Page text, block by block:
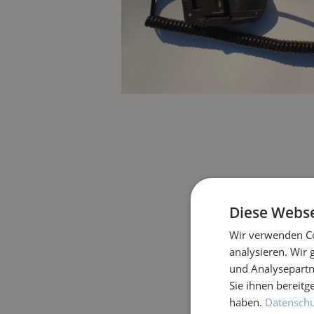
Diese
Wir verwenden
analysieren. Wir
und
Sie ihnen
haben.